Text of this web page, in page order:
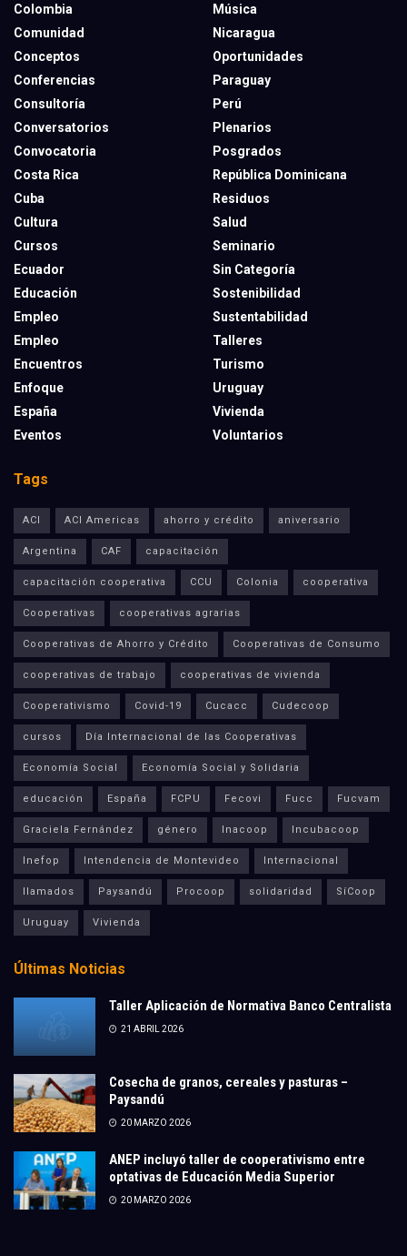
Colombia
Comunidad
Conceptos
Conferencias
Consultoría
Conversatorios
Convocatoria
Costa Rica
Cuba
Cultura
Cursos
Ecuador
Educación
Empleo
Empleo
Encuentros
Enfoque
España
Eventos
Música
Nicaragua
Oportunidades
Paraguay
Perú
Plenarios
Posgrados
República Dominicana
Residuos
Salud
Seminario
Sin Categoría
Sostenibilidad
Sustentabilidad
Talleres
Turismo
Uruguay
Vivienda
Voluntarios
Tags
ACI ACI Americas ahorro y crédito aniversario
Argentina CAF capacitación
capacitación cooperativa CCU Colonia cooperativa
Cooperativas cooperativas agrarias
Cooperativas de Ahorro y Crédito Cooperativas de Consumo
cooperativas de trabajo cooperativas de vivienda
Cooperativismo Covid-19 Cucacc Cudecoop
cursos Día Internacional de las Cooperativas
Economía Social Economía Social y Solidaria
educación España FCPU Fecovi Fucc Fucvam
Graciela Fernández género Inacoop Incubacoop
Inefop Intendencia de Montevideo Internacional
llamados Paysandú Procoop solidaridad SíCoop
Uruguay Vivienda
Últimas Noticias
Taller Aplicación de Normativa Banco Centralista
21 ABRIL 2026
Cosecha de granos, cereales y pasturas –
Paysandú
20 MARZO 2026
ANEP incluyó taller de cooperativismo entre
optativas de Educación Media Superior
20 MARZO 2026